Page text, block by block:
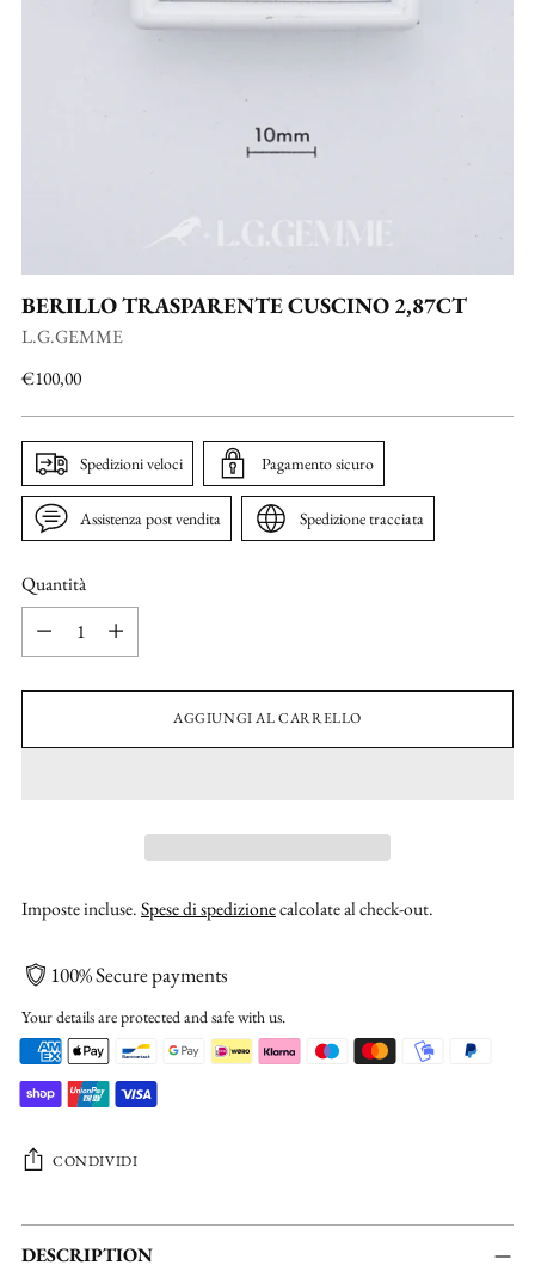
BERILLO TRASPARENTE CUSCINO 2,87CT
L.G.GEMME
Prezzo
€100,00
Spedizioni veloci Pagamento sicuro
Assistenza post vendita Spedizione tracciata
Quantità
Quantità
AGGIUNGI AL CARRELLO
Imposte incluse.Spese di spedizionecalcolate al check-out.
100% Secure payments
Your details are protected and safe with us.
CONDIVIDI
Aggiungere
un
DESCRIPTION